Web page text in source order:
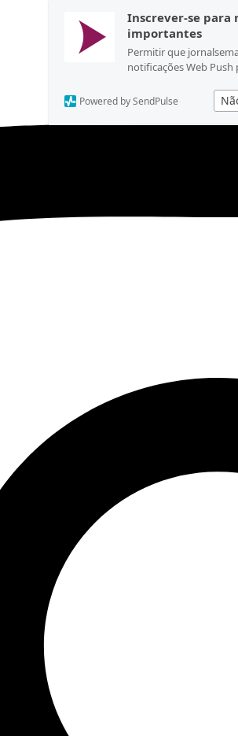
Inscrever-se para
importantes
Permitir que
notificações Web
Powered by SendPulse